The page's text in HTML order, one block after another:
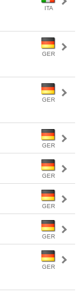
ITA
GER
GER
GER
GER
GER
GER
GER